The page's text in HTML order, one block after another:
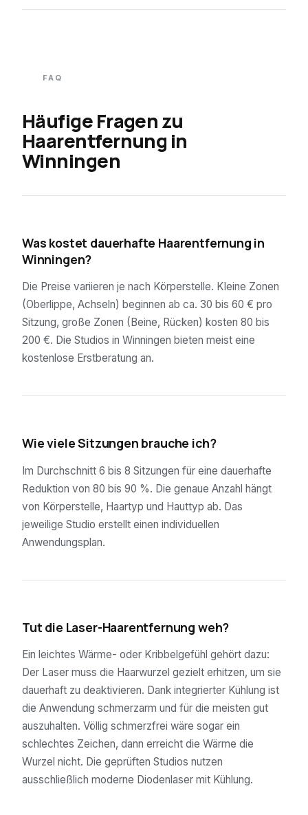
FAQ
Häufige Fragen zu
Haarentfernung in
Winningen
Was kostet dauerhafte Haarentfernung in
Winningen?
Die Preise variieren je nach Körperstelle. Kleine Zonen
(Oberlippe, Achseln) beginnen ab ca. 30 bis 60 € pro
Sitzung, große Zonen (Beine, Rücken) kosten 80 bis
200 €. Die Studios in Winningen bieten meist eine
kostenlose Erstberatung an.
Wie viele Sitzungen brauche ich?
Im Durchschnitt 6 bis 8 Sitzungen für eine dauerhafte
Reduktion von 80 bis 90 %. Die genaue Anzahl hängt
von Körperstelle, Haartyp und Hauttyp ab. Das
jeweilige Studio erstellt einen individuellen
Anwendungsplan.
Tut die Laser-Haarentfernung weh?
Ein leichtes Wärme- oder Kribbelgefühl gehört dazu:
Der Laser muss die Haarwurzel gezielt erhitzen, um sie
dauerhaft zu deaktivieren. Dank integrierter Kühlung ist
die Anwendung schmerzarm und für die meisten gut
auszuhalten. Völlig schmerzfrei wäre sogar ein
schlechtes Zeichen, dann erreicht die Wärme die
Wurzel nicht. Die geprüften Studios nutzen
ausschließlich moderne Diodenlaser mit Kühlung.